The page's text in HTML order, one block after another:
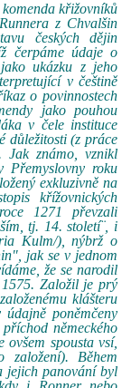
křižovníků
z Chvalšin
českých dějin
čerpáme údaje o
ukázku z jeho
v češtině
o povinnostech
jako pouhou
v čele instituce
důležitosti (z práce
Jak známo, vznikl
Přemyslovny roku
exkluzivně na
křížovnických
1271 převzali
tj. 14. století¨, i
Kulm/), nýbrž o
jak se v jednom
že se narodil
Založil je prý
klášteru
poněmčeny
německého
spousta vsí,
založení). Během
jejich panování byl